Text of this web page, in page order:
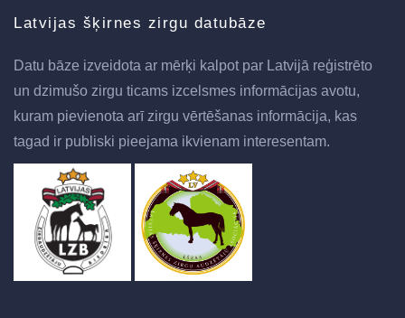
Latvijas šķirnes zirgu datubāze
Datu bāze izveidota ar mērķi kalpot par Latvijā reģistrēto
un dzimušo zirgu ticams izcelsmes informācijas avotu,
kuram pievienota arī zirgu vērtēšanas informācija, kas
tagad ir publiski pieejama ikvienam interesentam.